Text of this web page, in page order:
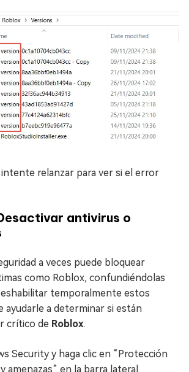
intente relanzar para ver si el error
antivirus o
a veces puede bloquear
como Roblox, confundiéndolas
temporalmente estos
ayudarle a determinar si están
crítico de Roblox.
Security y haga clic en “Protección
amenazas” en la barra lateral